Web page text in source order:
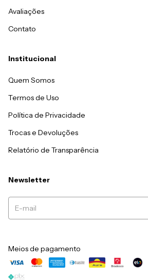
Avaliações
Contato
Institucional
Quem Somos
Termos de Uso
Política de Privacidade
Trocas e Devoluções
Relatório de Transparência
Newsletter
Meios de pagamento